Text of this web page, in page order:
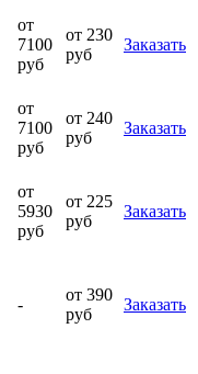
от
7100
руб
от 230
руб
Заказать
от
7100
руб
от 240
руб
Заказать
от
5930
руб
от 225
руб
Заказать
-
от 390
руб
Заказать